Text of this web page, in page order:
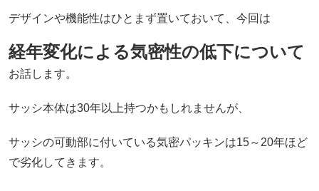
デザインや機能性はひとまず置いておいて、今回は
経年変化による気密性の低下について
お話します。
サッシ本体は30年以上持つかもしれませんが、
サッシの可動部に付いている気密パッキンは15～20年ほど
で劣化してきます。